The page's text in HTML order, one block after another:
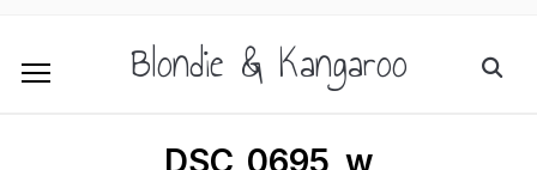
Blondie & Kangaroo
DSC_0695_w